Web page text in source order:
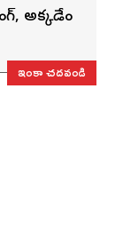
అక్కడేం
ఇంకా చదవండి